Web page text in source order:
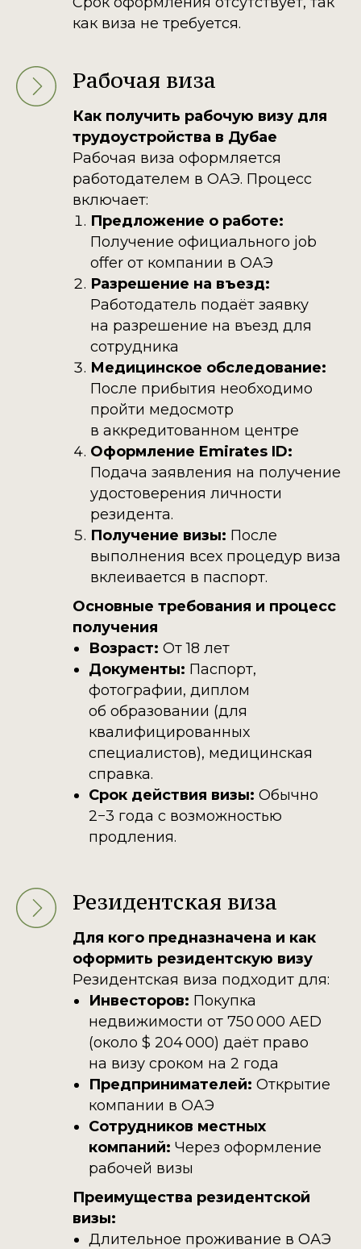
как виза не требуется.​
Рабочая виза
Как получить рабочую визу для
трудоустройства в Дубае
Рабочая виза оформляется
работодателем в ОАЭ. Процесс
включает:​
Предложение о работе:
Получение официального job
offer от компании в ОАЭ
Разрешение на въезд:
Работодатель подаёт заявку
на разрешение на въезд для
сотрудника
Медицинское обследование:
После прибытия необходимо
пройти медосмотр
в аккредитованном центре
Оформление Emirates ID:
Подача заявления на получение
удостоверения личности
резидента.​
Получение визы: После
выполнения всех процедур виза
вклеивается в паспорт.​
Основные требования и процесс
получения
Возраст: От 18 лет
Документы: Паспорт,
фотографии, диплом
об образовании (для
квалифицированных
специалистов), медицинская
справка.
Срок действия визы: Обычно
2−3 года с возможностью
продления.​
Резидентская виза
Для кого предназначена и как
оформить резидентскую визу
Резидентская виза подходит для:
Инвесторов: Покупка
недвижимости от 750 000 AED
(около $ 204 000) даёт право
на визу сроком на 2 года
Предпринимателей: Открытие
компании в ОАЭ
Сотрудников местных
компаний: Через оформление
рабочей визы
Преимущества резидентской
визы:
Длительное проживание в ОАЭ